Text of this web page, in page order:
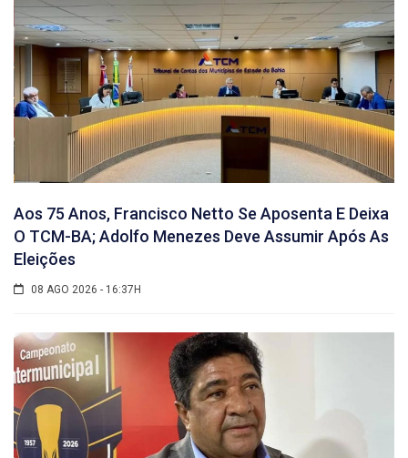
Aos 75 Anos, Francisco Netto Se Aposenta E Deixa
O TCM-BA; Adolfo Menezes Deve Assumir Após As
Eleições
08 AGO 2026 - 16:37H